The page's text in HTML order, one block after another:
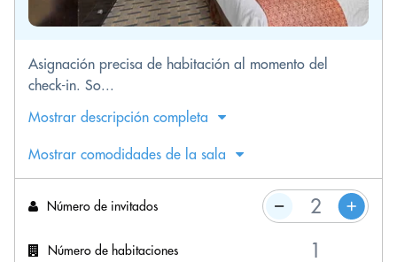
Asignación precisa de habitación al momento del
check-in. So...
Mostrar descripción completa
Mostrar comodidades de la sala
Número de invitados
Número de habitaciones